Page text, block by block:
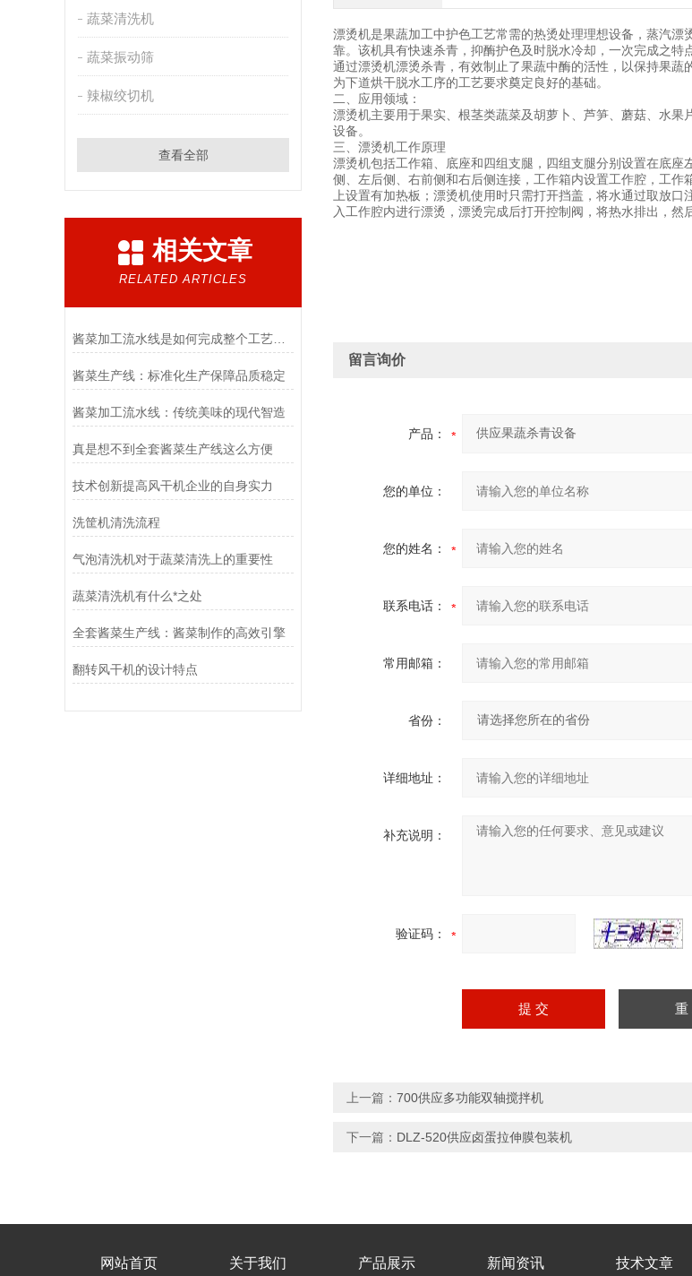
蔬菜清洗机
蔬菜振动筛
辣椒绞切机
查看全部
相关文章
RELATED ARTICLES
酱菜加工流水线是如何完成整个工艺流程的
酱菜生产线：标准化生产保障品质稳定
酱菜加工流水线：传统美味的现代智造
真是想不到全套酱菜生产线这么方便
技术创新提高风干机企业的自身实力
洗筐机清洗流程
气泡清洗机对于蔬菜清洗上的重要性
蔬菜清洗机有什么*之处
全套酱菜生产线：酱菜制作的高效引擎
翻转风干机的设计特点
漂烫机是果蔬加工中护色工艺常需的热烫处理理想设备，蒸汽
靠。该机具有快速杀青，抑酶护色及时脱水冷却，一次完成之特
通过漂烫机漂烫杀青，有效制止了果蔬中酶的活性，以保持果
为下道烘干脱水工序的工艺要求奠定良好的基础。
二、应用领域：
漂烫机主要用于果实、根茎类蔬菜及胡萝卜、芦笋、蘑菇、水
设备。
三、漂烫机工作原理
漂烫机包括工作箱、底座和四组支腿，四组支腿分别设置在底
侧、左后侧、右前侧和右后侧连接，工作箱内设置工作腔，工
上设置有加热板；漂烫机使用时只需打开挡盖，将水通过取放
入工作腔内进行漂烫，漂烫完成后打开控制阀，将热水排出，
留言询价
产品：
您的单位：
您的姓名：
联系电话：
常用邮箱：
省份：
详细地址：
补充说明：
验证码：
上一篇： 700供应多功能双轴搅拌机
下一篇： DLZ-520供应卤蛋拉伸膜包装机
网站首页 关于我们 产品展示 新闻资讯 技术文章